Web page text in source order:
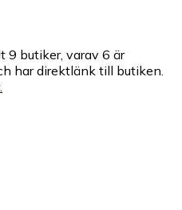
9 butiker, varav 6 är
har direktlänk till butiken.